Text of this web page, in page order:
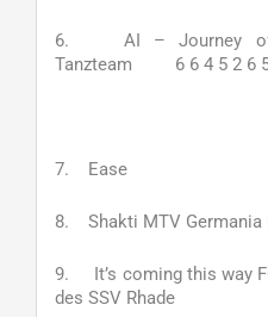
6. AI – Journey of
Tanzteam 6 6 4 5 2 6
7. Ease TV
8. Shakti MTV Germania
9. It’s coming this way
des SSV Rhade